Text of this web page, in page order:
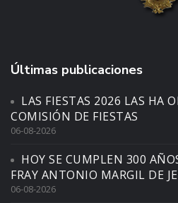
Últimas publicaciones
LAS FIESTAS 2026 LAS HA
COMISIÓN DE FIESTAS
06-08-2026
HOY SE CUMPLEN 300
FRAY ANTONIO MARGIL DE
06-08-2026